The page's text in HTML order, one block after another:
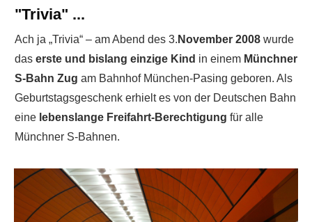
"Trivia" ...
Ach ja „Trivia“ – am Abend des 3. November 2008 wurde
das erste und bislang einzige Kind in einem Münchner
S-Bahn Zug am Bahnhof München-Pasing geboren. Als
Geburtstagsgeschenk erhielt es von der Deutschen Bahn
eine lebenslange Freifahrt-Berechtigung für alle
Münchner S-Bahnen.